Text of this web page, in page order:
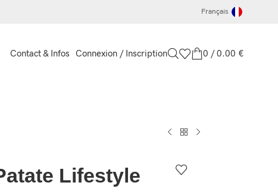
Français
Contact & Infos Connexion / Inscription 0 / 0.00 €
Lifestyle